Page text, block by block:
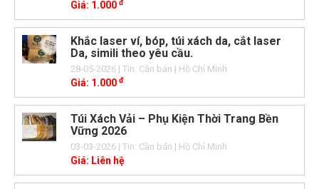
Giá: 1.000 đ
Khắc laser ví, bóp, túi xách da, cắt laser
Da, simili theo yêu cầu.
28-05-2026| Tin: Cần bán | Hồ Chí Minh
Giá: 1.000 đ
Túi Xách Vải – Phụ Kiện Thời Trang Bền
Vững 2026
03-03-2026| Tin: Cần bán | Hồ Chí Minh
Giá: Liên hệ